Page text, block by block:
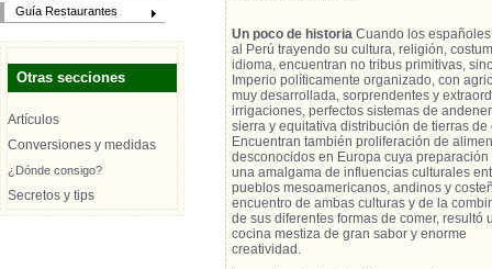
Guía Restaurantes
Otras secciones
Artículos
Conversiones y medidas
¿Dónde consigo?
Secretos y tips
Un poco de historia Cuando los
al Perú trayendo su cultura, religión,
idioma, encuentran no tribus primitivas,
Imperio políticamente organizado, con
muy desarrollada, sorprendentes y
irrigaciones, perfectos sistemas de
sierra y equitativa distribución de tierras de
Encuentran también proliferación de
desconocidos en Europa cuya preparación
una amalgama de influencias culturales
pueblos mesoamericanos, andinos y
encuentro de ambas culturas y de la
de sus diferentes formas de comer, resultó
cocina mestiza de gran sabor y enorme
creatividad.